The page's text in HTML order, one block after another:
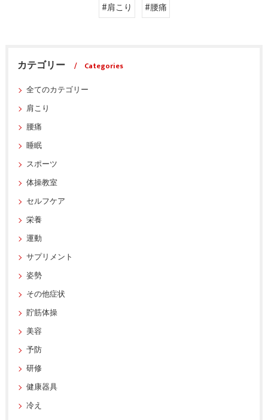
#肩こり
#腰痛
カテゴリー
Categories
全てのカテゴリー
肩こり
腰痛
睡眠
スポーツ
体操教室
セルフケア
栄養
運動
サプリメント
姿勢
その他症状
貯筋体操
美容
予防
研修
健康器具
冷え